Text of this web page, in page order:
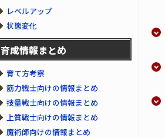
レベルアップ
状態変化
育成情報まとめ
育て方考察
筋力戦士向けの情報まとめ
技量戦士向けの情報まとめ
上質戦士向けの情報まとめ
魔術師向けの情報まとめ